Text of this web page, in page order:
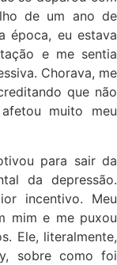
de um ano de
época, eu estava
e me sentia
Chorava, me
que não
muito meu
para sair da
da depressão.
incentivo. Meu
mim e me puxou
Ele, literalmente,
sobre como foi